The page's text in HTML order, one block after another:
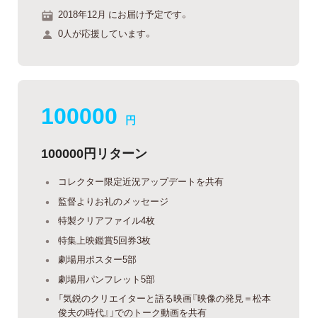
2018年12月 にお届け予定です。
0人が応援しています。
100000 円
100000円リターン
コレクター限定近況アップデートを共有
監督よりお礼のメッセージ
特製クリアファイル4枚
特集上映鑑賞5回券3枚
劇場用ポスター5部
劇場用パンフレット5部
「気鋭のクリエイターと語る映画『映像の発見＝松本
俊夫の時代』」でのトーク動画を共有